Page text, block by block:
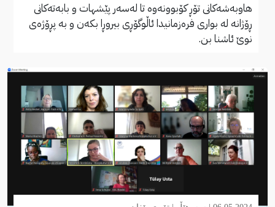
هاوبەشەکانی تۆڕ کۆبوونەوە تا لەسەر پێشهات و بابەتەکانی
ڕۆژانە لە بواری فرەزمانیدا ئاڵوگۆڕی بیروڕا بکەن و بە پڕۆژەی
نوێ ئاشنا بن.